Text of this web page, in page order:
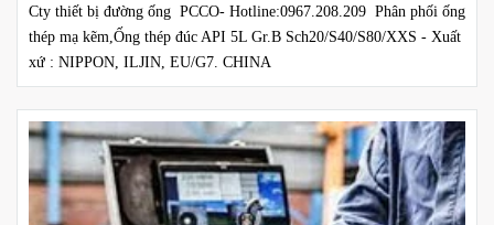
Cty thiết bị đường ống PCCO- Hotline:0967.208.209 Phân phối ống
thép mạ kẽm,Ống thép đúc API 5L Gr.B Sch20/S40/S80/XXS - Xuất
xứ : NIPPON, ILJIN, EU/G7. CHINA